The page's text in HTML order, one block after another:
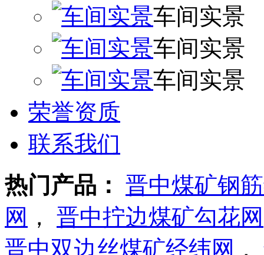
车间实景
车间实景
车间实景
荣誉资质
联系我们
热门产品： 晋中煤矿钢
网 ， 晋中拧边煤矿勾花网
晋中双边丝煤矿经纬网 ，